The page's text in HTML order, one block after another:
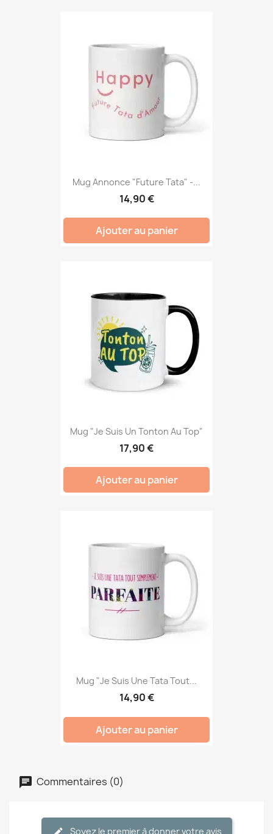
Mug Annonce "Future Tata" -...
14,90 €
Ajouter au panier
Mug "Je Suis Un Tonton Au Top"
17,90 €
Ajouter au panier
Mug "Je Suis Une Tata Tout...
14,90 €
Ajouter au panier
Commentaires (0)
Soyez le premier à donner votre avis